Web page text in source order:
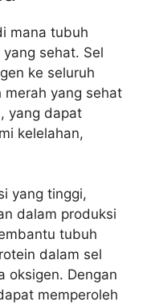
mana tubuh
sehat. Sel
ke seluruh
merah yang sehat
yang dapat
kelelahan,
yang tinggi,
dalam produksi
tubuh
dalam sel
oksigen. Dengan
memperoleh